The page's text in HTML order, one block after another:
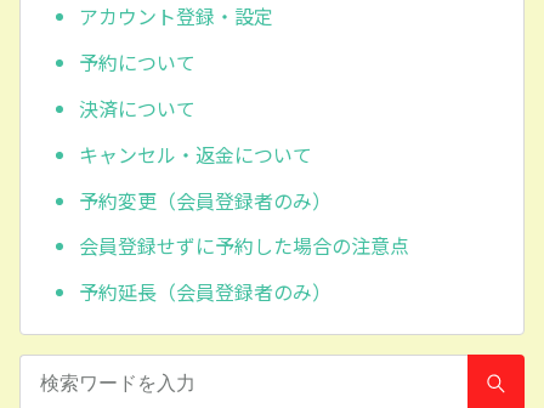
アカウント登録・設定
予約について
決済について
キャンセル・返金について
予約変更（会員登録者のみ）
会員登録せずに予約した場合の注意点
予約延長（会員登録者のみ）